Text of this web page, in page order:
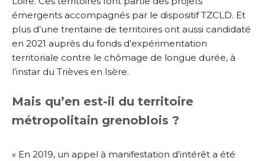
émergents accompagnés par le dispositif TZCLD. Et
plus d’une trentaine de territoires ont aussi candidaté
en 2021 auprès du fonds d’expérimentation
territoriale contre le chômage de longue durée, à
l’instar du Trièves en Isère.
Mais qu’en est-il du territoire
métropolitain grenoblois ?
« En 2019, un appel à manifestation d’intérêt a été